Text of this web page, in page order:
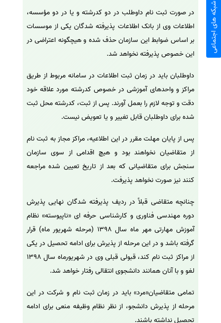
در صورت ثبت نام داوطلب در دو کدرشته و یا در دو مؤسسه،
اطلاعات وی از بانک اطلاعات پذیرفته شدگان یکی از موسسات
بر اساس ضوابط این سازمان حذف شده و هیچگونه اعتراضی در
این خصوص پذیرفته نخواهد شد.
داوطلبان باید در زمان ثبت اطلاعات در سامانه مربوط از طریق
مراکز و واحدهای آموزشی در خصوص کدرشته مورد علاقه خود
دقت و توجه لازم را بعمل آورند. پس از ثبت، کدرشته محل ثبت
شده برای داوطلبان قابل تغییر و یا تعویض نیست.
پس از پایان مهلت مقرر در این اطلاعیه، مراکز مجاز به ثبت نام
از متقاضیان نخواهند بود و هیچ اقدامی از سوی سازمان
سنجش برای متقاضیانی که بعد از تاریخ تعیین شده مراجعه
کنند نیز صورت نخواهد پذیرفت.
چنانچه متقاضی قبلاً در ردیف پذیرفته شدگان نهایی پذیرش
دوره مهندسی فناوری و کارشناسی حرفه ای «ناپیوسته» نظام
آموزش مهارتی مهر ماه سال 1398 (مرحله شهریور ماه) قرار
گرفته باشد و در این مرحله از پذیرش برای ادامه تحصیل در یکی
از مراکز ثبت نام کند، قبولی قبلی وی در شهریورماه سال 1398
لغو و با آنان همانند دانشجوی انتقالی رفتار خواهد شد.
تمامی متقاضیان«مرد» باید در زمان ثبت نام و شرکت در این
مرحله از پذیرش دانشجو، از نظر نظام وظیفه منعی برای ادامه
تحصیل نداشته باشند.
شبکه های اجتماعی